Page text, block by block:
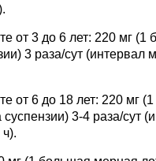
от 3 до 6 лет: 220 мг
3 раза/сут
от 6 до 18 лет: 220 мг
3-4 раза/сут